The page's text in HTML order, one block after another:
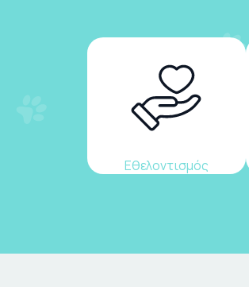
Εθελοντισμός